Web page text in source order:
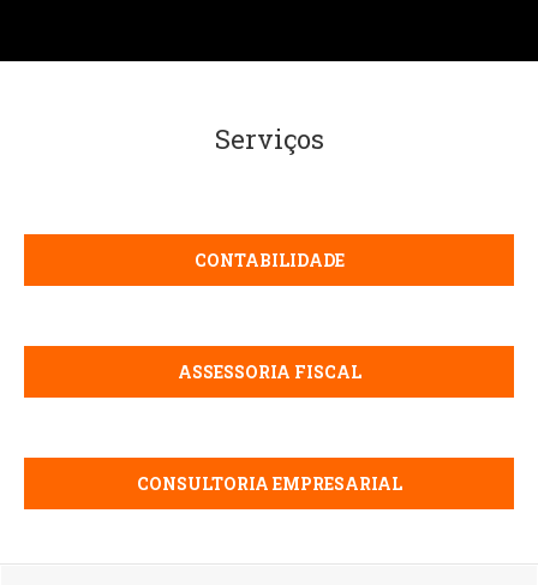
Serviços
CONTABILIDADE
ASSESSORIA FISCAL
CONSULTORIA EMPRESARIAL